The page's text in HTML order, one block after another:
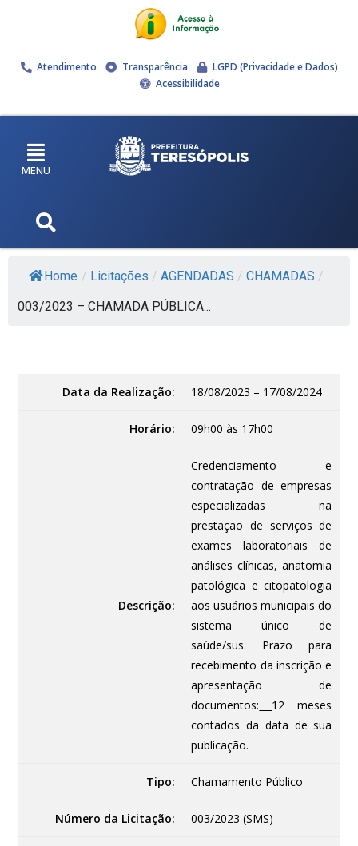
Atendimento Transparência
LGPD (Privacidade e Dados)
Acessibilidade
MENU
Home / Licitações / AGENDADAS / CHAMADAS /
003/2023 – CHAMADA PÚBLICA...
Data da Realização: 18/08/2023 – 17/08/2024
Horário: 09h00 às 17h00
Descrição:
Credenciamento e
contratação de empresas
especializadas na
prestação de serviços de
exames laboratoriais de
análises clínicas, anatomia
patológica e citopatologia
aos usuários municipais do
sistema único de
saúde/sus. Prazo para
recebimento da inscrição e
apresentação de
documentos:
12 meses
contados da data de sua
publicação.
Tipo: Chamamento Público
Número da Licitação: 003/2023 (SMS)